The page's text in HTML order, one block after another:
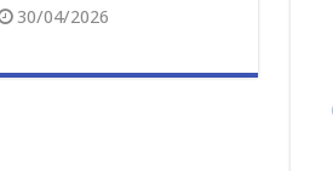
30/04/2026